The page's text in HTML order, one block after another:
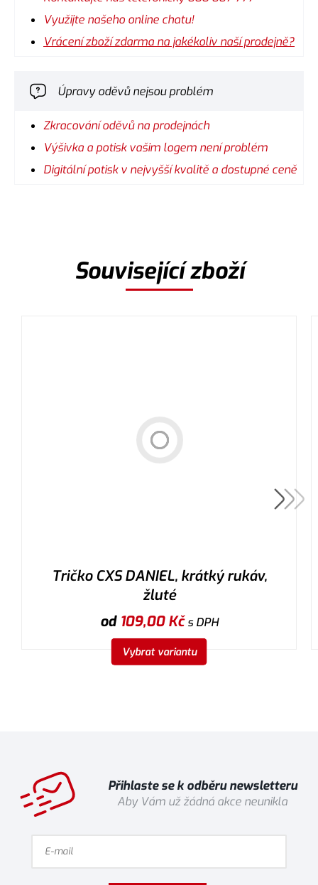
Využijte našeho online chatu!
Vrácení zboží zdarma na jakékoliv naší prodejně?
Úpravy oděvů nejsou problém
Zkracování oděvů na prodejnách
Výšivka a potisk vašim logem není problém
Digitální potisk v nejvyšší kvalitě a dostupné ceně
Související zboží
Tričko CXS DANIEL, krátký rukáv,
žluté
od 109,00Kčs DPH
Vybrat variantu
Přihlaste se k odběru newsletteru
Aby Vám už žádná akce neunikla